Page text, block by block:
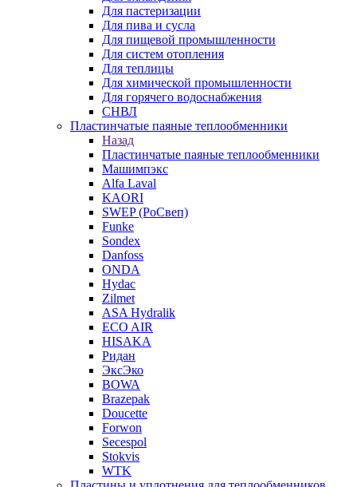
Для пастеризации
Для пива и сусла
Для пищевой промышленности
Для систем отопления
Для теплицы
Для химической промышленности
Для горячего водоснабжения
СНВЛ
Пластинчатые паяные теплообменники
Назад
Пластинчатые паяные теплообменники
Машимпэкс
Alfa Laval
KAORI
SWEP (РоСвеп)
Funke
Sondex
Danfoss
ONDA
Hydac
Zilmet
ASA Hydralik
ECO AIR
HISAKA
Ридан
ЭксЭко
BOWA
Brazepak
Doucette
Forwon
Secespol
Stokvis
WTK